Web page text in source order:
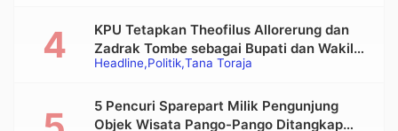
Headline Politik Tana Toraja
KPU Tetapkan Theofilus Allorerung dan
Zadrak Tombe sebagai Bupati dan Wakil
Bupati Tana Toraja Terpilih
5 Pencuri Sparepart Milik Pengunjung
Objek Wisata Pango-Pango Ditangkap